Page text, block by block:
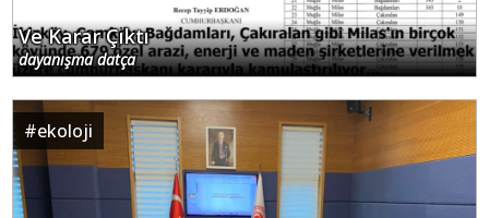
Ve Karar Çıktı
dayanışma datça
#ekoloji